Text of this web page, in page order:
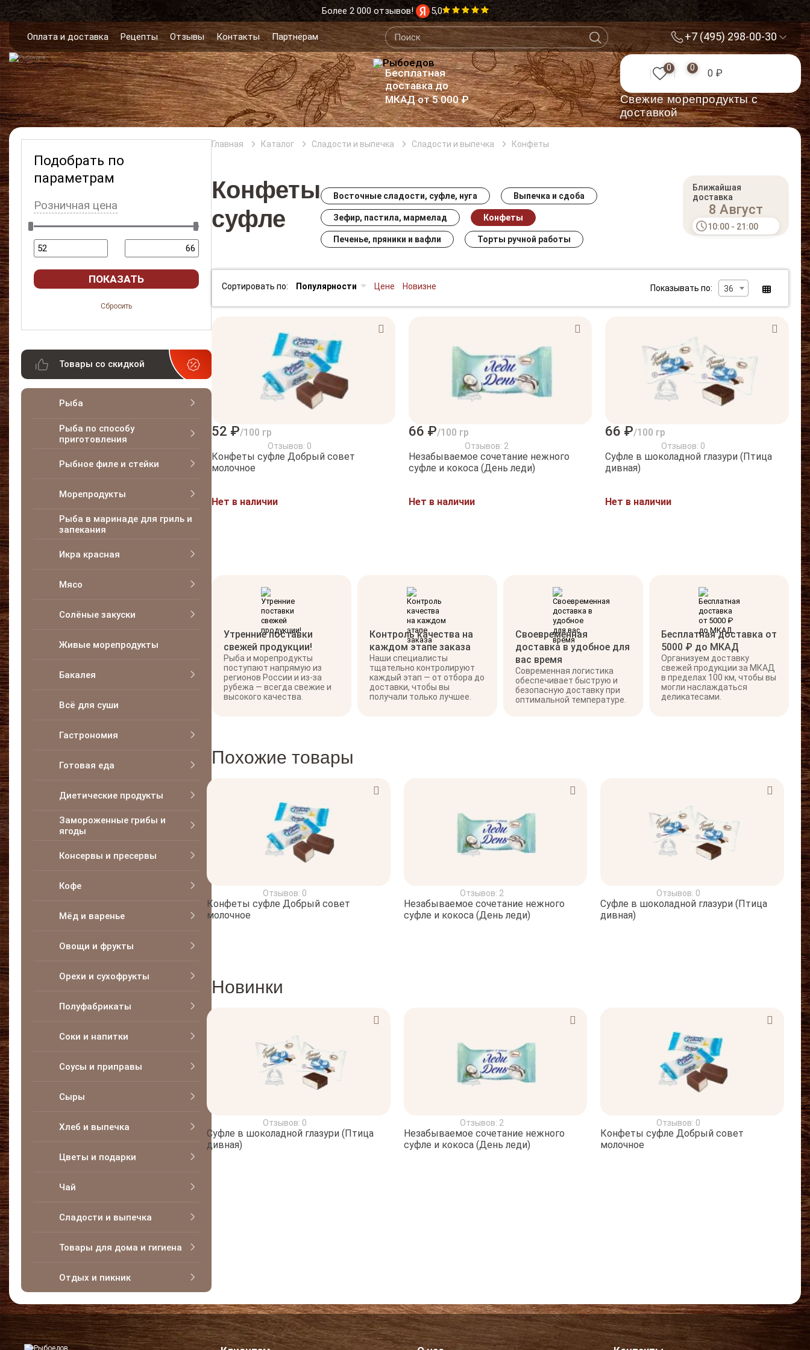
Более 2 000 отзывов! 5,0
Оплата и доставка Рецепты Отзывы Контакты Партнёрам +7 (495) 298-00-30
Бесплатная
доставка до
МКАД от 5 000 ₽
0 0 0 ₽
Cвежие морепродукты с
доставкой
Подобрать по
параметрам
Розничная цена
Товары со скидкой
Рыба
Рыба по способу
приготовления
Рыбное филе и стейки
Морепродукты
Рыба в маринаде для гриль и
запекания
Икра красная
Мясо
Солёные закуски
Живые морепродукты
Бакалея
Всё для суши
Гастрономия
Готовая еда
Диетические продукты
Замороженные грибы и
ягоды
Консервы и пресервы
Кофе
Мёд и варенье
Овощи и фрукты
Орехи и сухофрукты
Полуфабрикаты
Соки и напитки
Соусы и приправы
Сыры
Хлеб и выпечка
Цветы и подарки
Чай
Сладости и выпечка
Товары для дома и гигиена
Отдых и пикник
Главная Каталог Сладости и выпечка Сладости и выпечка Конфеты
Конфеты
суфле
Восточные сладости, суфле, нуга Выпечка и сдоба
Зефир, пастила, мармелад Конфеты
Печенье, пряники и вафли Торты ручной работы
Ближайшая
доставка
8 Август
10:00 - 21:00
Сортировать по: Популярности Цене Новизне Показывать по: 36
52 ₽/100 гр
Отзывов: 0
Конфеты суфле Добрый совет
молочное
Нет в наличии
66 ₽/100 гр
Отзывов: 2
Незабываемое сочетание нежного
суфле и кокоса (День леди)
Нет в наличии
66 ₽/100 гр
Отзывов: 0
Суфле в шоколадной глазури (Птица
дивная)
Нет в наличии
Утренние поставки
свежей продукции!
Рыба и морепродукты
поступают напрямую из
регионов России и из-за
рубежа — всегда свежие и
высокого качества.
Контроль качества на
каждом этапе заказа
Наши специалисты
тщательно контролируют
каждый этап — от отбора до
доставки, чтобы вы
получали только лучшее.
Своевременная
доставка в удобное для
вас время
Современная логистика
обеспечивает быструю и
безопасную доставку при
оптимальной температуре.
Бесплатная доставка от
5000 ₽ до МКАД
Организуем доставку
свежей продукции за МКАД
в пределах 100 км, чтобы вы
могли наслаждаться
деликатесами.
Похожие товары
Отзывов: 0
Конфеты суфле Добрый совет
молочное
Отзывов: 2
Незабываемое сочетание нежного
суфле и кокоса (День леди)
Отзывов: 0
Суфле в шоколадной глазури (Птица
дивная)
Новинки
Отзывов: 0
Суфле в шоколадной глазури (Птица
дивная)
Отзывов: 2
Незабываемое сочетание нежного
суфле и кокоса (День леди)
Отзывов: 0
Конфеты суфле Добрый совет
молочное